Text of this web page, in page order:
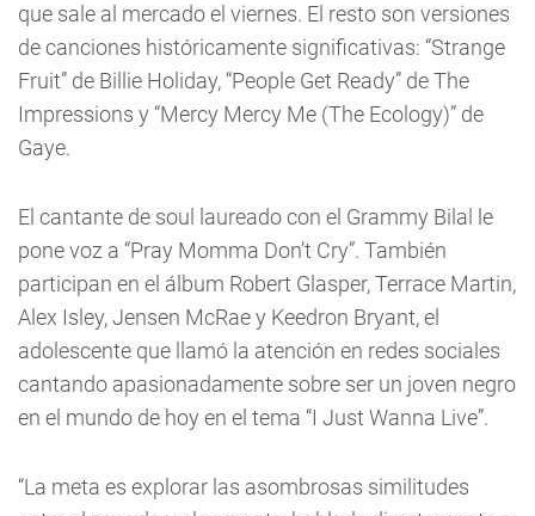
que sale al mercado el viernes. El resto son versiones
de canciones históricamente significativas: “Strange
Fruit” de Billie Holiday, “People Get Ready” de The
Impressions y “Mercy Mercy Me (The Ecology)” de
Gaye.
El cantante de soul laureado con el Grammy Bilal le
pone voz a “Pray Momma Don’t Cry”. También
participan en el álbum Robert Glasper, Terrace Martin,
Alex Isley, Jensen McRae y Keedron Bryant, el
adolescente que llamó la atención en redes sociales
cantando apasionadamente sobre ser un joven negro
en el mundo de hoy en el tema “I Just Wanna Live”.
“La meta es explorar las asombrosas similitudes